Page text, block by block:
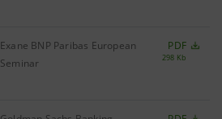
Exane BNP Paribas European
Seminar
PDF
298 Kb